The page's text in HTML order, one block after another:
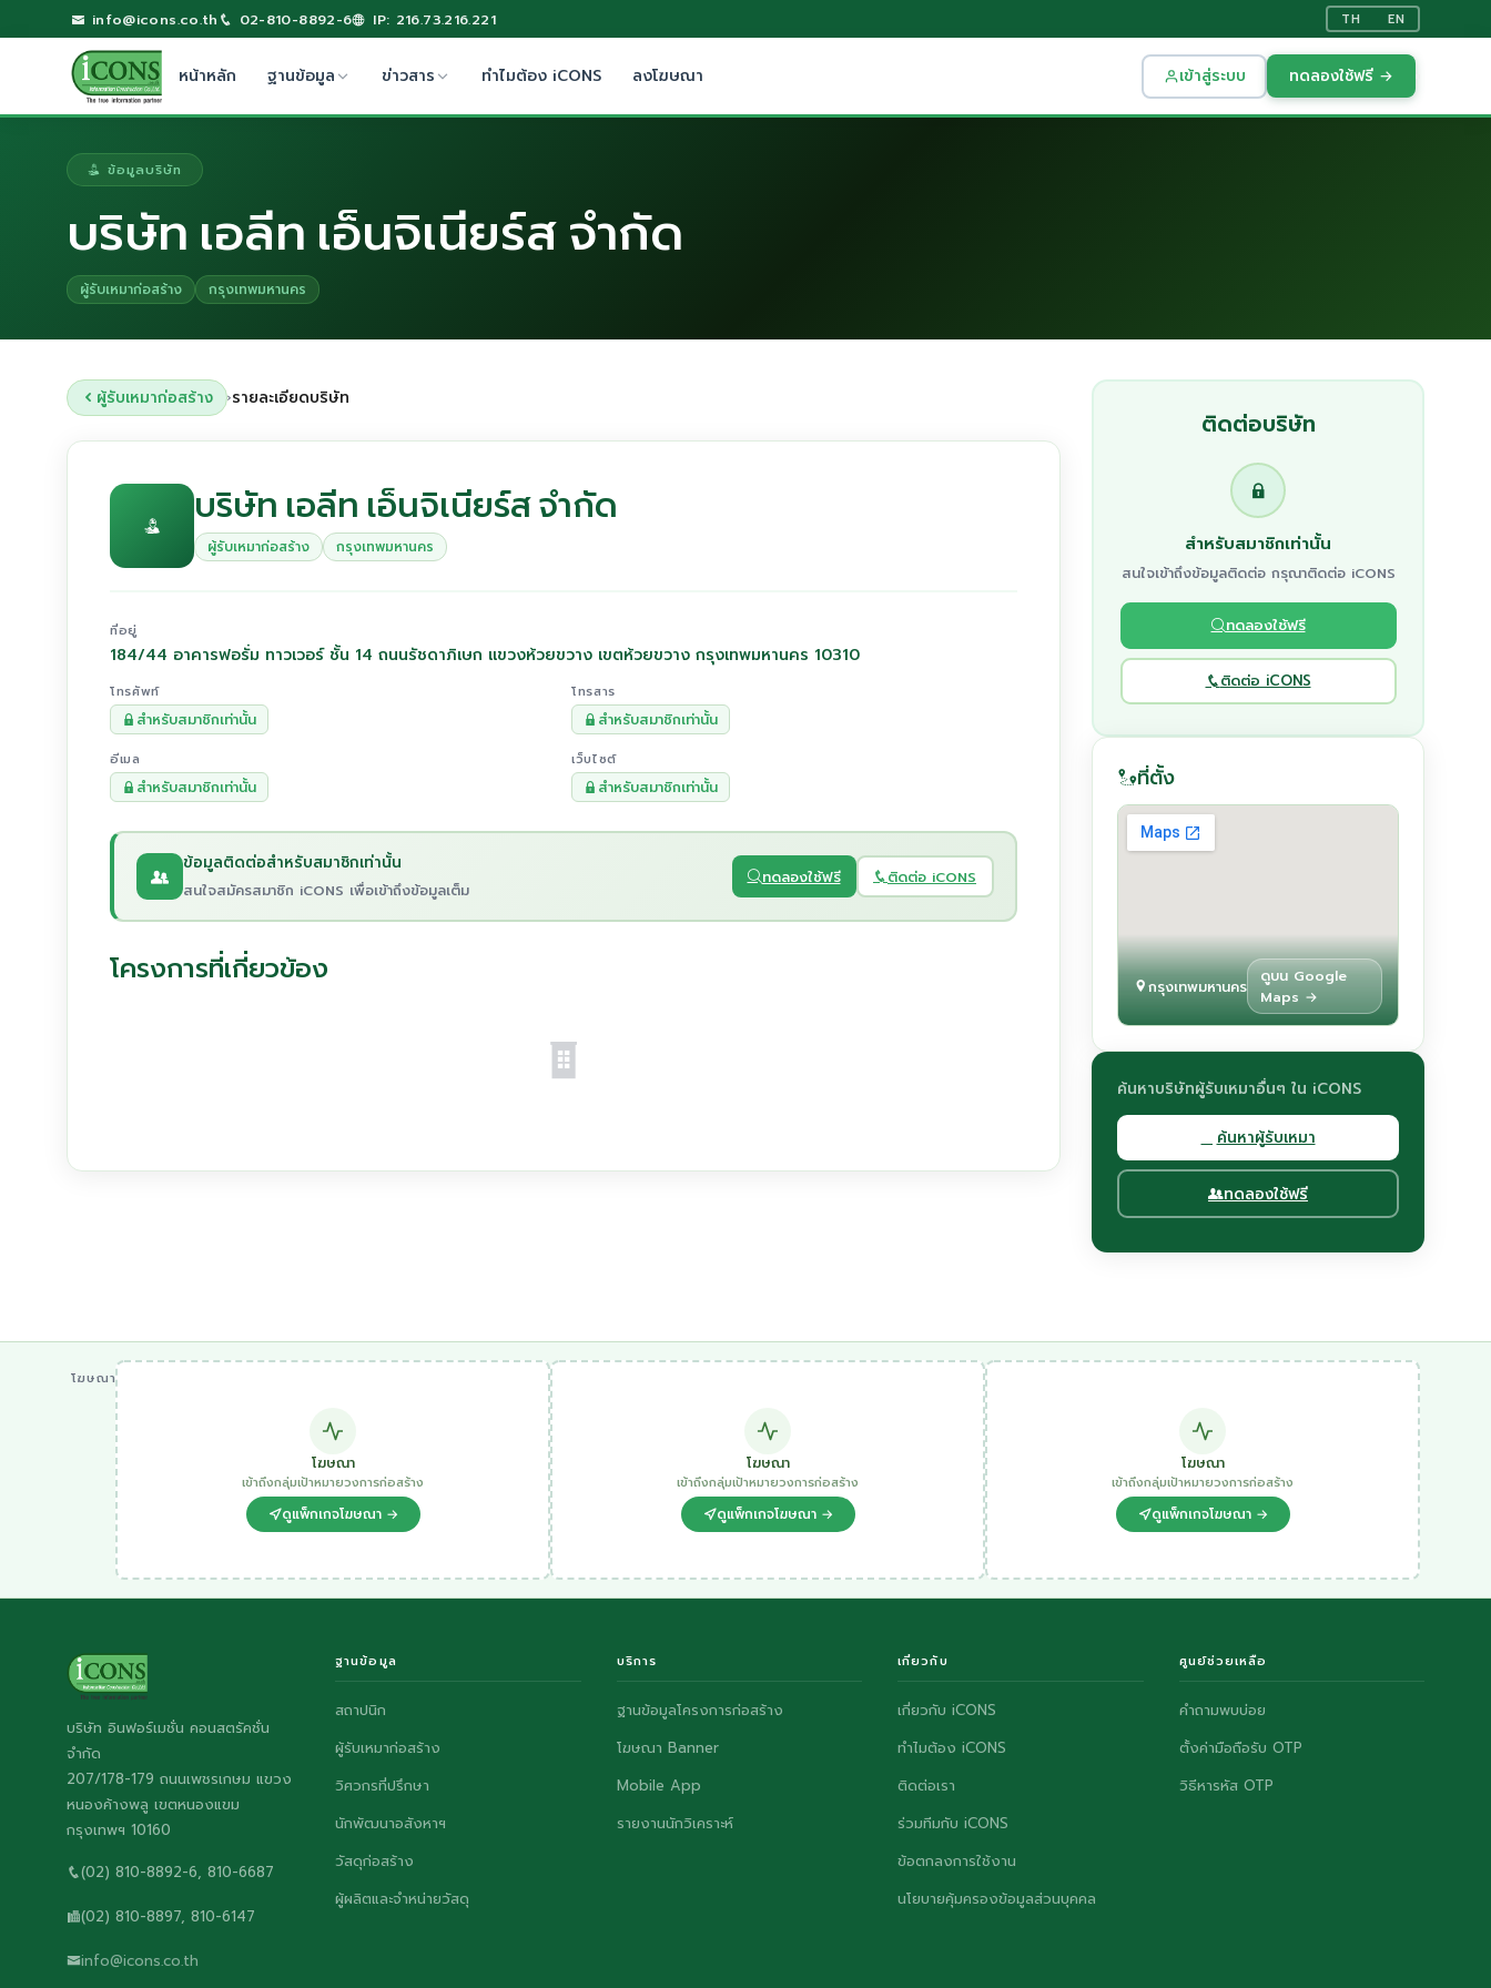
info@icons.co.th 02-810-8892-6 IP: 216.73.216.221 TH EN
หน้าหลัก ฐานข้อมูล ข่าวสาร ทำไมต้อง iCONS ลงโฆษณา เข้าสู่ระบบ ทดลองใช้ฟรี →
ข้อมูลบริษัท
บริษัท เอลีท เอ็นจิเนียร์ส จำกัด
ผู้รับเหมาก่อสร้าง กรุงเทพมหานคร
ผู้รับเหมาก่อสร้าง ›รายละเอียดบริษัท
บริษัท เอลีท เอ็นจิเนียร์ส จำกัด
ผู้รับเหมาก่อสร้าง กรุงเทพมหานคร
ที่อยู่
184/44 อาคารฟอรั่ม ทาวเวอร์ ชั้น 14 ถนนรัชดาภิเษก แขวงห้วยขวาง เขตห้วยขวาง กรุงเทพมหานคร 10310
โทรศัพท์
สำหรับสมาชิกเท่านั้น
โทรสาร
สำหรับสมาชิกเท่านั้น
อีเมล
สำหรับสมาชิกเท่านั้น
เว็บไซต์
สำหรับสมาชิกเท่านั้น
ข้อมูลติดต่อสำหรับสมาชิกเท่านั้น
สนใจสมัครสมาชิก iCONS เพื่อเข้าถึงข้อมูลเต็ม
ทดลองใช้ฟรี ติดต่อ iCONS
โครงการที่เกี่ยวข้อง
ติดต่อบริษัท
สำหรับสมาชิกเท่านั้น
สนใจเข้าถึงข้อมูลติดต่อ กรุณาติดต่อ iCONS
ทดลองใช้ฟรี
ติดต่อ iCONS
ที่ตั้ง
กรุงเทพมหานคร
ดูบน Google
Maps →
ค้นหาบริษัทผู้รับเหมาอื่นๆ ใน iCONS
ค้นหาผู้รับเหมา
ทดลองใช้ฟรี
โฆษณา
โฆษณา
เข้าถึงกลุ่มเป้าหมายวงการก่อสร้าง
ดูแพ็กเกจโฆษณา →
โฆษณา
เข้าถึงกลุ่มเป้าหมายวงการก่อสร้าง
ดูแพ็กเกจโฆษณา →
โฆษณา
เข้าถึงกลุ่มเป้าหมายวงการก่อสร้าง
ดูแพ็กเกจโฆษณา →
บริษัท อินฟอร์เมชั่น คอนสตรัคชั่น
จำกัด
207/178-179 ถนนเพชรเกษม แขวง
หนองค้างพลู เขตหนองแขม
กรุงเทพฯ 10160
(02) 810-8892-6, 810-6687
(02) 810-8897, 810-6147
info@icons.co.th
ฐานข้อมูล
สถาปนิก
ผู้รับเหมาก่อสร้าง
วิศวกรที่ปรึกษา
นักพัฒนาอสังหาฯ
วัสดุก่อสร้าง
ผู้ผลิตและจำหน่ายวัสดุ
บริการ
ฐานข้อมูลโครงการก่อสร้าง
โฆษณา Banner
Mobile App
รายงานนักวิเคราะห์
เกี่ยวกับ
เกี่ยวกับ iCONS
ทำไมต้อง iCONS
ติดต่อเรา
ร่วมทีมกับ iCONS
ข้อตกลงการใช้งาน
นโยบายคุ้มครองข้อมูลส่วนบุคคล
ศูนย์ช่วยเหลือ
คำถามพบบ่อย
ตั้งค่ามือถือรับ OTP
วิธีหารหัส OTP